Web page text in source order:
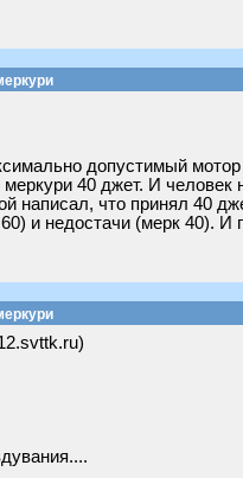
допустимый
40 джет. И
написал, что принял 40
и недостачи (мерк 40). И